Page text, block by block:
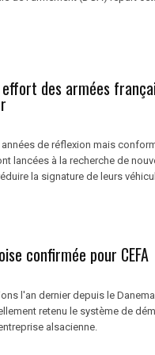
effort des armées
de réflexion mais
lancées à la recherche de
la signature de leurs
confirmée pour CEFA
l'an dernier depuis le
retenu le système de
alsacienne.